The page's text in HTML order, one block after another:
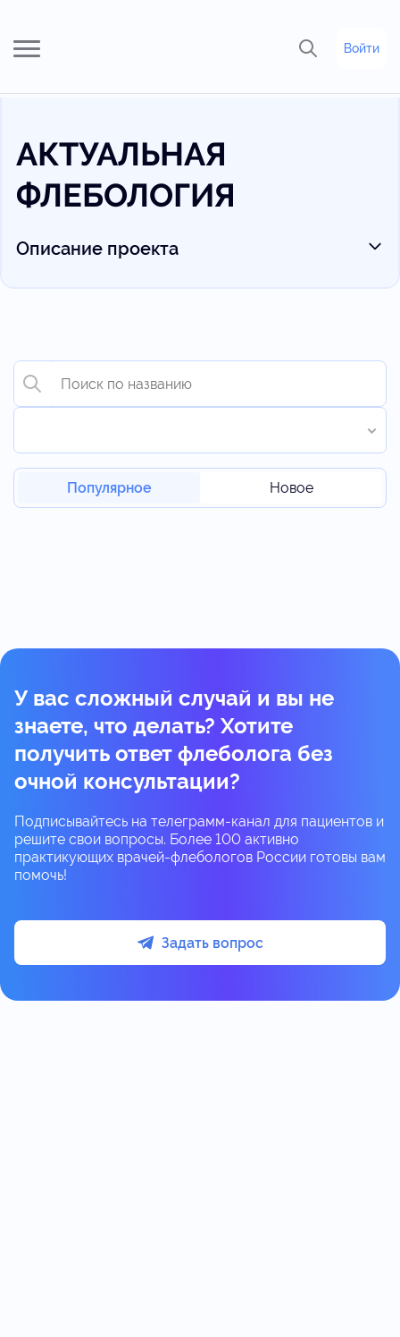
Войти
АКТУАЛЬНАЯ
ФЛЕБОЛОГИЯ
Описание проекта
Популярное Новое
У вас сложный случай и вы не
знаете, что делать? Хотите
получить ответ флеболога без
очной консультации?
Подписывайтесь на телеграмм-канал для пациентов и
решите свои вопросы. Более 100 активно
практикующих врачей-флебологов России готовы вам
помочь!
Задать вопрос